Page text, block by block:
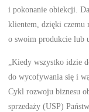
i pokonanie obiekcji.
klientem, dzięki czemu
o swoim produkcie lub
„Kiedy wszystko idzie
do wycofywania się i
Cykl rozwoju biznesu
sprzedaży (USP)